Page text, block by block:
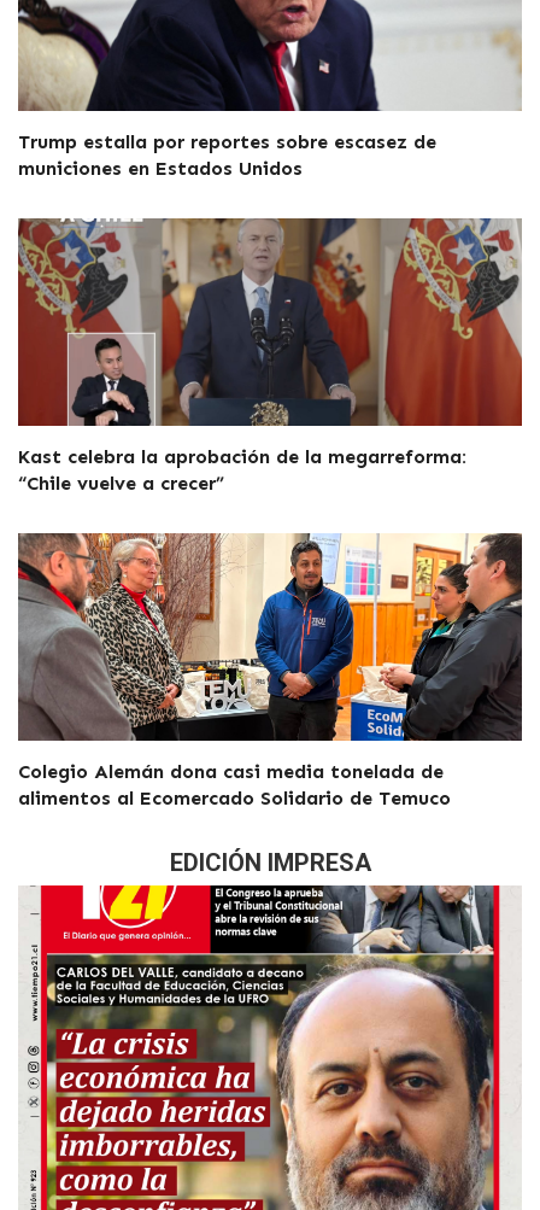
Trump estalla por reportes sobre escasez de
municiones en Estados Unidos
Kast celebra la aprobación de la megarreforma:
“Chile vuelve a crecer”
Colegio Alemán dona casi media tonelada de
alimentos al Ecomercado Solidario de Temuco
EDICIÓN IMPRESA